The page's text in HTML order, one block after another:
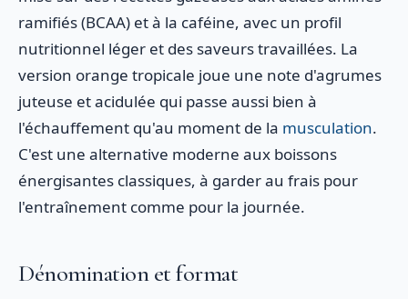
ramifiés (BCAA) et à la caféine, avec un profil
nutritionnel léger et des saveurs travaillées. La
version orange tropicale joue une note d'agrumes
juteuse et acidulée qui passe aussi bien à
l'échauffement qu'au moment de la musculation.
C'est une alternative moderne aux boissons
énergisantes classiques, à garder au frais pour
l'entraînement comme pour la journée.
Dénomination et format